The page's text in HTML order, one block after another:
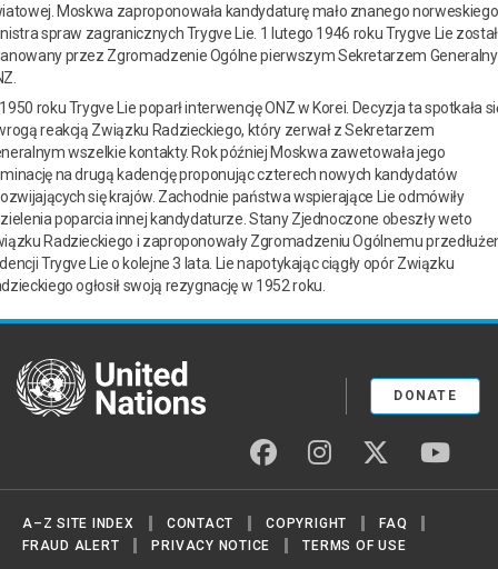
Moskwa zaproponowała kandydaturę mało znanego norweskiego
spraw zagranicznych Trygve Lie. 1 lutego 1946 roku Trygve Lie został
przez Zgromadzenie Ogólne pierwszym Sekretarzem
roku Trygve Lie poparł interwencję ONZ w Korei. Decyzja ta spotkała
reakcją Związku Radzieckiego, który zerwał z Sekretarzem
wszelkie kontakty. Rok później Moskwa zawetowała jego
na drugą kadencję proponując czterech nowych kandydatów
się krajów. Zachodnie państwa wspierające Lie odmówiły
poparcia innej kandydaturze. Stany Zjednoczone obeszły weto
Radzieckiego i zaproponowały Zgromadzeniu Ogólnemu
Trygve Lie o kolejne 3 lata. Lie napotykając ciągły opór Związku
ogłosił swoją rezygnację w 1952 roku.
United Nations
DONATE
facebook instagramtwitter
A–Z SITE INDEX CONTACT COPYRIGHT
FAQ
FRAUD ALERT
PRIVACY NOTICE TERMS OF USE